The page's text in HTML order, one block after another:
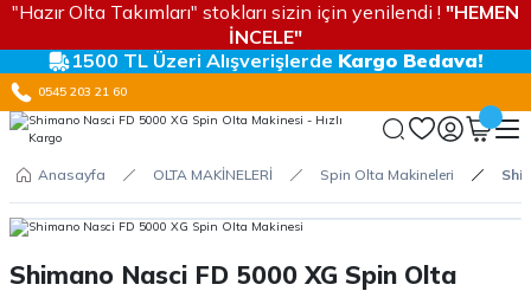
"Hazır Olta Takımları" stokları sizin için yenilendi ! "HEMEN
İNCELE"
1500 TL Üzeri Alışverişlerde Kargo Bedava!
0545 203 21 60
Anasayfa OLTA MAKİNELERİ Spin Olta Makineleri
Shimano Nasci FD 5000 XG Spin Olta